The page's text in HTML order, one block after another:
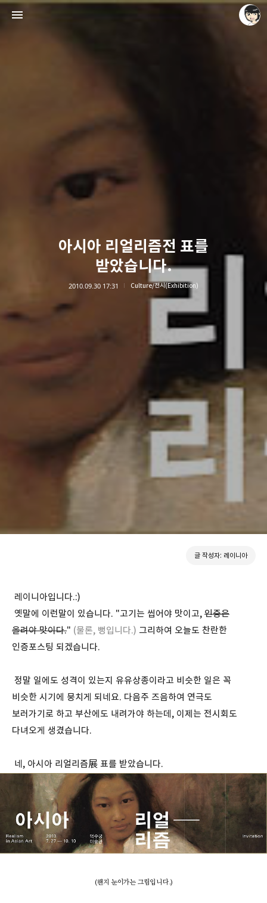
아시아 리얼리즘전 표를
받았습니다.
2010.09.30 17:31 Culture/전시(Exhibition)
글 작성자: 레이니아
레이니아입니다.:)
옛말에 이런말이 있습니다. "고기는 씹어야 맛이고, 인증은
올려야 맛이다." (물론, 뻥입니다.) 그리하여 오늘도 찬란한
인증포스팅 되겠습니다.
정말 일에도 성격이 있는지 유유상종이라고 비슷한 일은 꼭
비슷한 시기에 뭉치게 되네요. 다음주 즈음하여 연극도
보러가기로 하고 부산에도 내려가야 하는데, 이제는 전시회도
다녀오게 생겼습니다.
네, 아시아 리얼리즘展 표를 받았습니다.
(왠지 눈이가는 그림입니다.)